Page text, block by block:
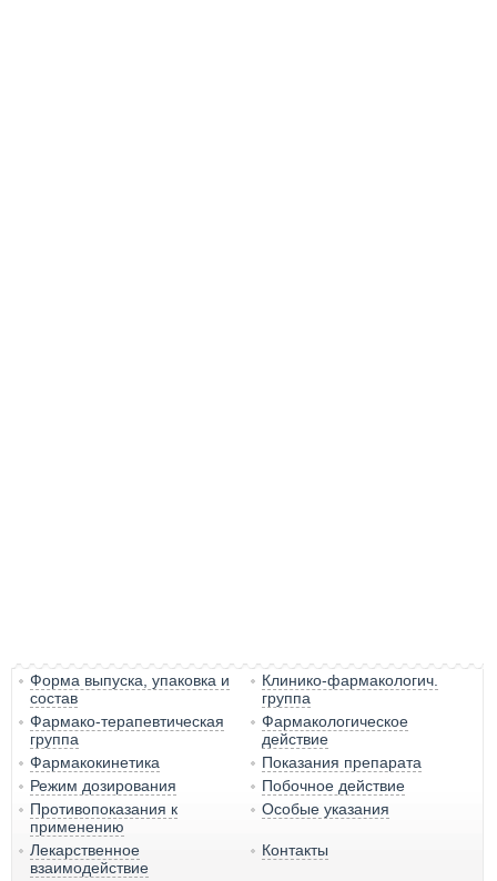
Форма выпуска, упаковка и
состав
Клинико-фармакологич.
группа
Фармако-терапевтическая
группа
Фармакологическое
действие
Фармакокинетика
Показания препарата
Режим дозирования
Побочное действие
Противопоказания к
применению
Особые указания
Лекарственное
взаимодействие
Контакты